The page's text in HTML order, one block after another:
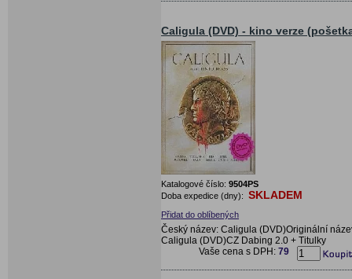
Caligula (DVD) - kino verze
Katalogové číslo: 9504PS
Doba expedice (dny): SKLADEM
Přidat do oblíbených
Český název: Caligula (DVD)Originální
Caligula (DVD)CZ Dabing 2.0 + Titulky
Vaše cena s DPH: 79